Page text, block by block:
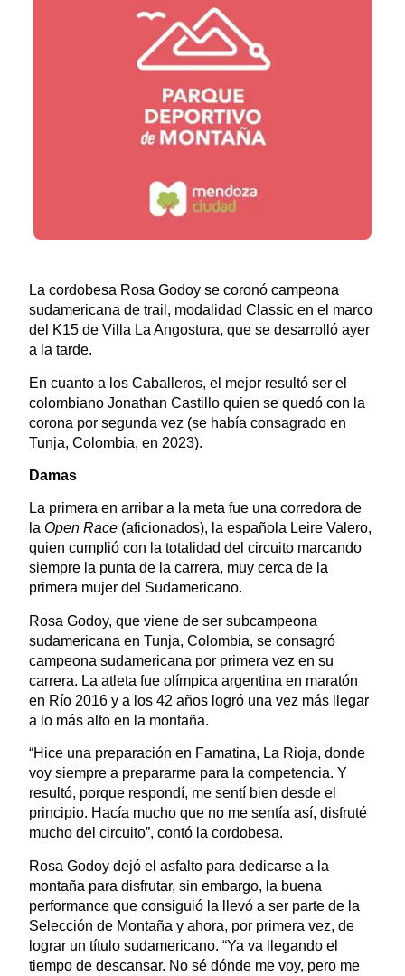
La cordobesa Rosa Godoy se coronó campeona
sudamericana de trail, modalidad Classic en el marco
del K15 de Villa La Angostura, que se desarrolló ayer
a la tarde.
En cuanto a los Caballeros, el mejor resultó ser el
colombiano Jonathan Castillo quien se quedó con la
corona por segunda vez (se había consagrado en
Tunja, Colombia, en 2023).
Damas
La primera en arribar a la meta fue una corredora de
la Open Race(aficionados), la española Leire Valero,
quien cumplió con la totalidad del circuito marcando
siempre la punta de la carrera, muy cerca de la
primera mujer del Sudamericano.
Rosa Godoy, que viene de ser subcampeona
sudamericana en Tunja, Colombia, se consagró
campeona sudamericana por primera vez en su
carrera. La atleta fue olímpica argentina en maratón
en Río 2016 y a los 42 años logró una vez más llegar
a lo más alto en la montaña.
“Hice una preparación en Famatina, La Rioja, donde
voy siempre a prepararme para la competencia. Y
resultó, porque respondí, me sentí bien desde el
principio. Hacía mucho que no me sentía así, disfruté
mucho del circuito”, contó la cordobesa.
Rosa Godoy dejó el asfalto para dedicarse a la
montaña para disfrutar, sin embargo, la buena
performance que consiguió la llevó a ser parte de la
Selección de Montaña y ahora, por primera vez, de
lograr un título sudamericano. “Ya va llegando el
tiempo de descansar. No sé dónde me voy, pero me